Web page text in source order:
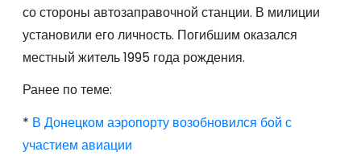
со стороны автозаправочной станции. В милиции
установили его личность. Погибшим оказался
местный житель 1995 года рождения.
Ранее по теме:
* В Донецком аэропорту возобновился бой с
участием авиации